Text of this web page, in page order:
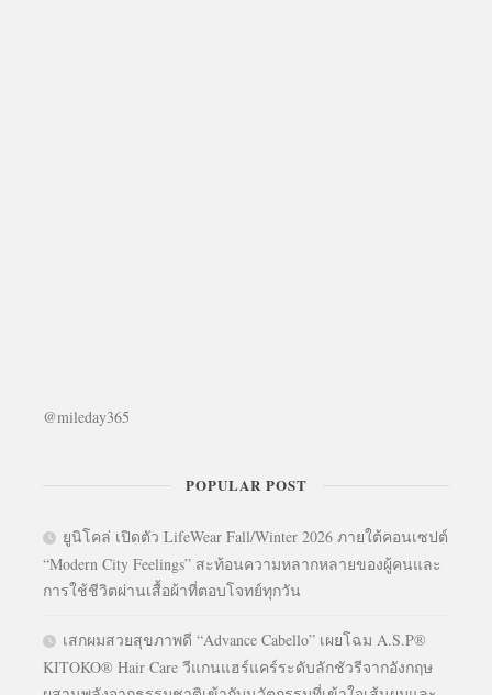
@mileday365
POPULAR POST
ยูนิโคล่ เปิดตัว LifeWear Fall/Winter 2026 ภายใต้คอนเซปต์
“Modern City Feelings” สะท้อนความหลากหลายของผู้คนและ
การใช้ชีวิตผ่านเสื้อผ้าที่ตอบโจทย์ทุกวัน
เสกผมสวยสุขภาพดี “Advance Cabello” เผยโฉม A.S.P®
KITOKO® Hair Care วีแกนแฮร์แคร์ระดับลักชัวรีจากอังกฤษ